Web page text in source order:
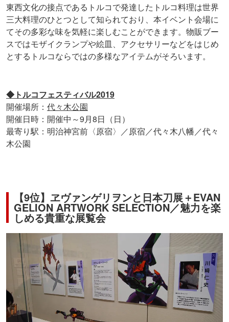
東西文化の接点であるトルコで発達したトルコ料理は世界
三大料理のひとつとして知られており、本イベント会場に
てその多彩な味を気軽に楽しむことができます。物販ブー
スではモザイクランプや絵皿、アクセサリーなどをはじめ
とするトルコならではの多様なアイテムがそろいます。
◆トルコフェスティバル2019
開催場所： 代々木公園
開催日時：開催中～9月8日（日）
最寄り駅：明治神宮前〈原宿〉／原宿／代々木八幡／代々
木公園
【9位】ヱヴァンゲリヲンと日本刀展＋EVAN
GELION ARTWORK SELECTION／魅力を楽
しめる貴重な展覧会